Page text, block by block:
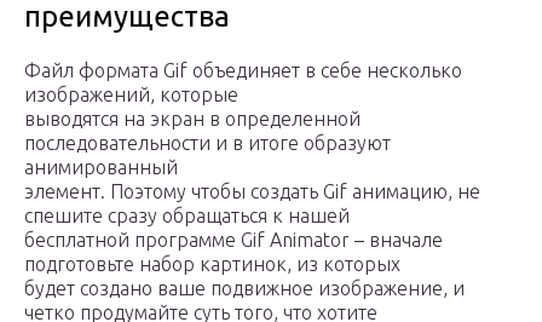
преимущества
Файл формата Gif объединяет в себе несколько
изображений, которые
выводятся на экран в определенной
последовательности и в итоге образуют
анимированный
элемент. Поэтому чтобы создать Gif анимацию, не
спешите сразу обращаться к нашей
бесплатной программе Gif Animator – вначале
подготовьте набор картинок, из которых
будет создано ваше подвижное изображение, и
четко продумайте суть того, что хотите